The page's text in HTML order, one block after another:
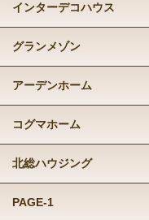
インターデコハウス
グランメゾン
アーデンホーム
コグマホーム
北総ハウジング
PAGE-1